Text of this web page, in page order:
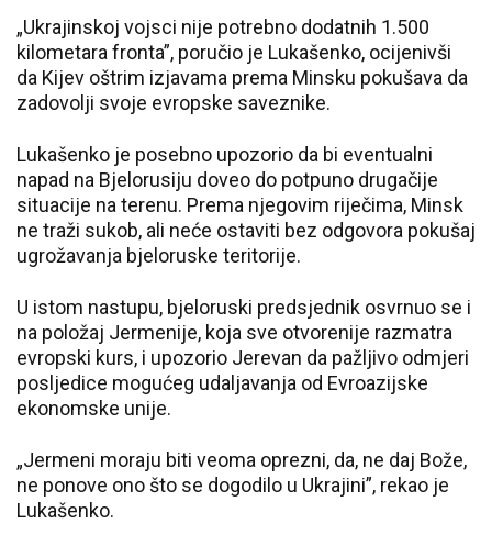
„Ukrajinskoj vojsci nije potrebno dodatnih 1.500
kilometara fronta”, poručio je Lukašenko, ocijenivši
da Kijev oštrim izjavama prema Minsku pokušava da
zadovolji svoje evropske saveznike.
Lukašenko je posebno upozorio da bi eventualni
napad na Bjelorusiju doveo do potpuno drugačije
situacije na terenu. Prema njegovim riječima, Minsk
ne traži sukob, ali neće ostaviti bez odgovora pokušaj
ugrožavanja bjeloruske teritorije.
U istom nastupu, bjeloruski predsjednik osvrnuo se i
na položaj Jermenije, koja sve otvorenije razmatra
evropski kurs, i upozorio Jerevan da pažljivo odmjeri
posljedice mogućeg udaljavanja od Evroazijske
ekonomske unije.
„Jermeni moraju biti veoma oprezni, da, ne daj Bože,
ne ponove ono što se dogodilo u Ukrajini”, rekao je
Lukašenko.